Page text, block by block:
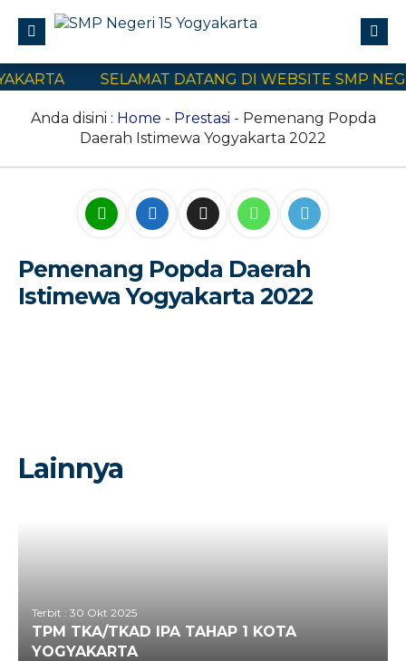
Profile
Civitas Akademika
SELAMAT DATANG DI WEBSITE SMP
Anda disini : Home - Prestasi - Pemenang Popda
Daerah Istimewa Yogyakarta 2022
Pemenang Popda Daerah
Istimewa Yogyakarta 2022
Lainnya
Terbit : 30 Okt 2025
TPM TKA/TKAD IPA TAHAP 1 KOTA
YOGYAKARTA